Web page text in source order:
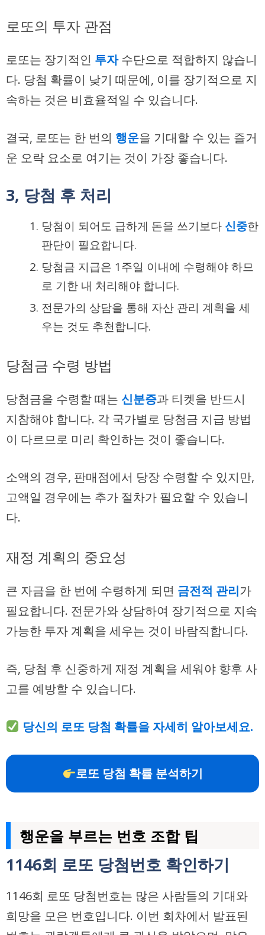
로또의 투자 관점
로또는 장기적인 투자수단으로 적합하지 않습니
다. 당첨 확률이 낮기 때문에, 이를 장기적으로 지
속하는 것은 비효율적일 수 있습니다.
결국, 로또는 한 번의 행운을 기대할 수 있는 즐거
운 오락 요소로 여기는 것이 가장 좋습니다.
3, 당첨 후 처리
당첨이 되어도 급하게 돈을 쓰기보다신중한
판단이 필요합니다.
당첨금 지급은 1주일 이내에 수령해야 하므
로 기한 내 처리해야 합니다.
전문가의 상담을 통해 자산 관리 계획을 세
우는 것도 추천합니다.
당첨금 수령 방법
당첨금을 수령할 때는 신분증과 티켓을 반드시
지참해야 합니다. 각 국가별로 당첨금 지급 방법
이 다르므로 미리 확인하는 것이 좋습니다.
소액의 경우, 판매점에서 당장 수령할 수 있지만,
고액일 경우에는 추가 절차가 필요할 수 있습니
다.
재정 계획의 중요성
큰 자금을 한 번에 수령하게 되면 금전적 관리가
필요합니다. 전문가와 상담하여 장기적으로 지속
가능한 투자 계획을 세우는 것이 바람직합니다.
즉, 당첨 후 신중하게 재정 계획을 세워야 향후 사
고를 예방할 수 있습니다.
당신의 로또 당첨 확률을 자세히 알아보세요.
로또 당첨 확률 분석하기
행운을 부르는 번호 조합 팁
1146회 로또 당첨번호 확인하기
1146회 로또 당첨번호는 많은 사람들의 기대와
희망을 모은 번호입니다. 이번 회차에서 발표된